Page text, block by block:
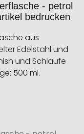
- petrol
bedrucken
aus
Edelstahl und
und Schlaufe
500 ml.